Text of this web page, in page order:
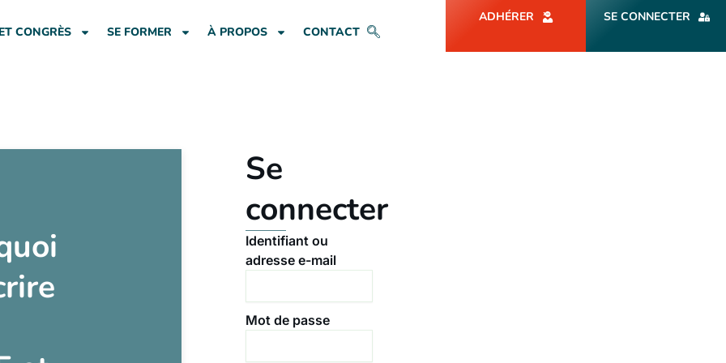
CONGRÈS SE FORMER À PROPOS CONTACT
ADHÉRER SE CONNECTER
Se
connecter
Identifiant ou
adresse e-mail
Mot de passe